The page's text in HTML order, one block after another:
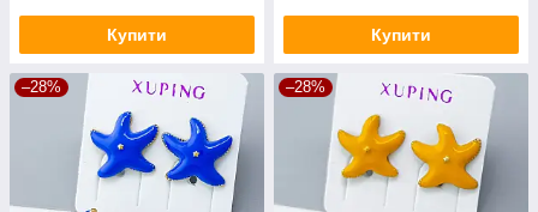
Купити Купити
–28% –28%